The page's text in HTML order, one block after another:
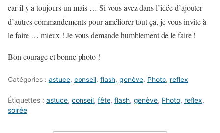
car il y a toujours un mais … Si vous avez dans l’idée d’ajouter
d’autres commandements pour améliorer tout ça, je vous invite à
le faire … mieux ! Je vous demande humblement de le faire !
Bon courage et bonne photo !
Catégories : astuce, conseil, flash, genève, Photo, reflex
Étiquettes : astuce, conseil, fête, flash, genève, Photo, reflex,
soirée